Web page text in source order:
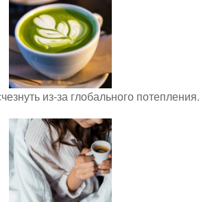
из-за глобального потепления.